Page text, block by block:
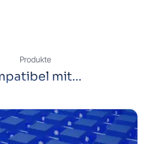
Produkte
mit…